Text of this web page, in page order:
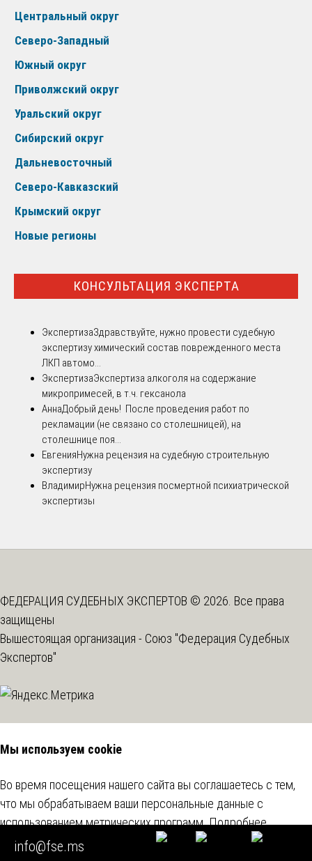
Центральный округ
Северо-Западный
Южный округ
Приволжский округ
Уральский округ
Сибирский округ
Дальневосточный
Северо-Кавказский
Крымский округ
Новые регионы
КОНСУЛЬТАЦИЯ ЭКСПЕРТА
ЭкспертизаЗдравствуйте, нужно провести судебную
экспертизу химический состав поврежденного места
ЛКП автомо...
ЭкспертизаЭкспертиза алкоголя на содержание
микропримесей, в т.ч. гексанола
АннаДобрый день! После проведения работ по
рекламации (не связано со столешницей), на
столешнице поя...
ЕвгенияНужна рецензия на судебную строительную
экспертизу
ВладимирНужна рецензия посмертной психиатрической
экспертизы
ФЕДЕРАЦИЯ СУДЕБНЫХ ЭКСПЕРТОВ © 2026. Все права
защищены
Вышестоящая организация - Союз "Федерация Судебных
Экспертов"
info@fse.ms
Мы используем cookie
Во время посещения нашего сайта вы соглашаетесь с тем,
что мы обрабатываем ваши персональные данные с
использованием метрических программ.Подробнее